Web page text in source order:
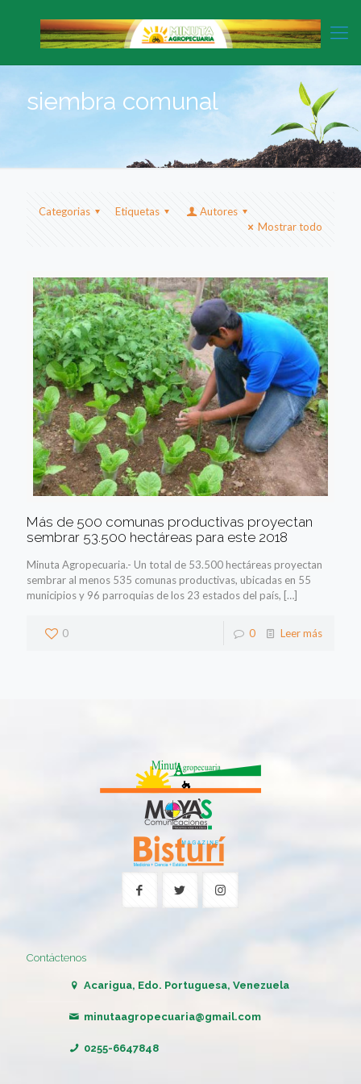
siembra comunal
Categorias Etiquetas
Autores
Mostrar todo
Más de 500 comunas productivas proyectan
sembrar 53.500 hectáreas para este 2018
Minuta Agropecuaria.- Un total de 53.500 hectáreas proyectan
sembrar al menos 535 comunas productivas, ubicadas en 55
municipios y 96 parroquias de los 23 estados del país, […]
0 0 Leer más
Contáctenos
Acarigua, Edo. Portuguesa, Venezuela
minutaagropecuaria@gmail.com
0255-6647848